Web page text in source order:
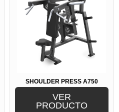
SHOULDER PRESS A750
VER
PRODUCTO